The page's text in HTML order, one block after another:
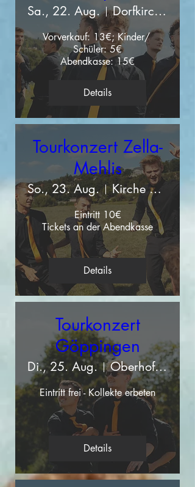
Sa., 22. Aug. Dorfkirche „Schinkelkirche“ Straupitz
Vorverkauf: 13€; Kinder/
Schüler: 5€
Abendkasse: 15€
Details
Tourkonzert Zella-
Mehlis
So., 23. Aug. Kirche St. Blasii in Zella
Eintritt 10€
Tickets an der Abendkasse
Details
Tourkonzert
Göppingen
Di., 25. Aug. Oberhofenkirche Göppingen
Eintritt frei - Kollekte erbeten
Details